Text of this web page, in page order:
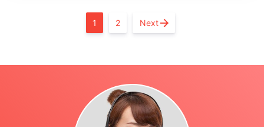
1 2 Next